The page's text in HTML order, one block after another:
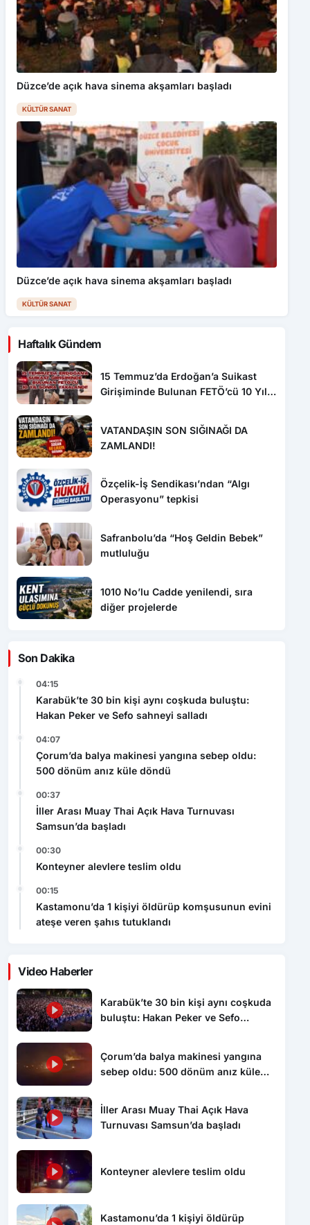
Düzce’de açık hava sinema akşamları başladı
KÜLTÜR SANAT
Düzce’de açık hava sinema akşamları başladı
KÜLTÜR SANAT
Haftalık Gündem
15 Temmuz’da Erdoğan’a Suikast
Girişiminde Bulunan FETÖ’cü 10 Yıl
VATANDAŞIN SON SIĞINAĞI DA
ZAMLANDI!
Özçelik-İş Sendikası’ndan “Algı
Operasyonu” tepkisi
Safranbolu’da “Hoş Geldin Bebek”
mutluluğu
1010 No’lu Cadde yenilendi, sıra
diğer projelerde
Son Dakika
04:15
Karabük’te 30 bin kişi aynı coşkuda buluştu:
Hakan Peker ve Sefo sahneyi salladı
04:07
Çorum’da balya makinesi yangına sebep oldu:
500 dönüm anız küle döndü
00:37
İller Arası Muay Thai Açık Hava Turnuvası
Samsun’da başladı
00:30
Konteyner alevlere teslim oldu
00:15
Kastamonu’da 1 kişiyi öldürüp komşusunun evini
ateşe veren şahıs tutuklandı
Video Haberler
Karabük’te 30 bin kişi aynı coşkuda
buluştu: Hakan Peker ve Sefo
Çorum’da balya makinesi yangına
sebep oldu: 500 dönüm anız küle
İller Arası Muay Thai Açık Hava
Turnuvası Samsun’da başladı
Konteyner alevlere teslim oldu
Kastamonu’da 1 kişiyi öldürüp